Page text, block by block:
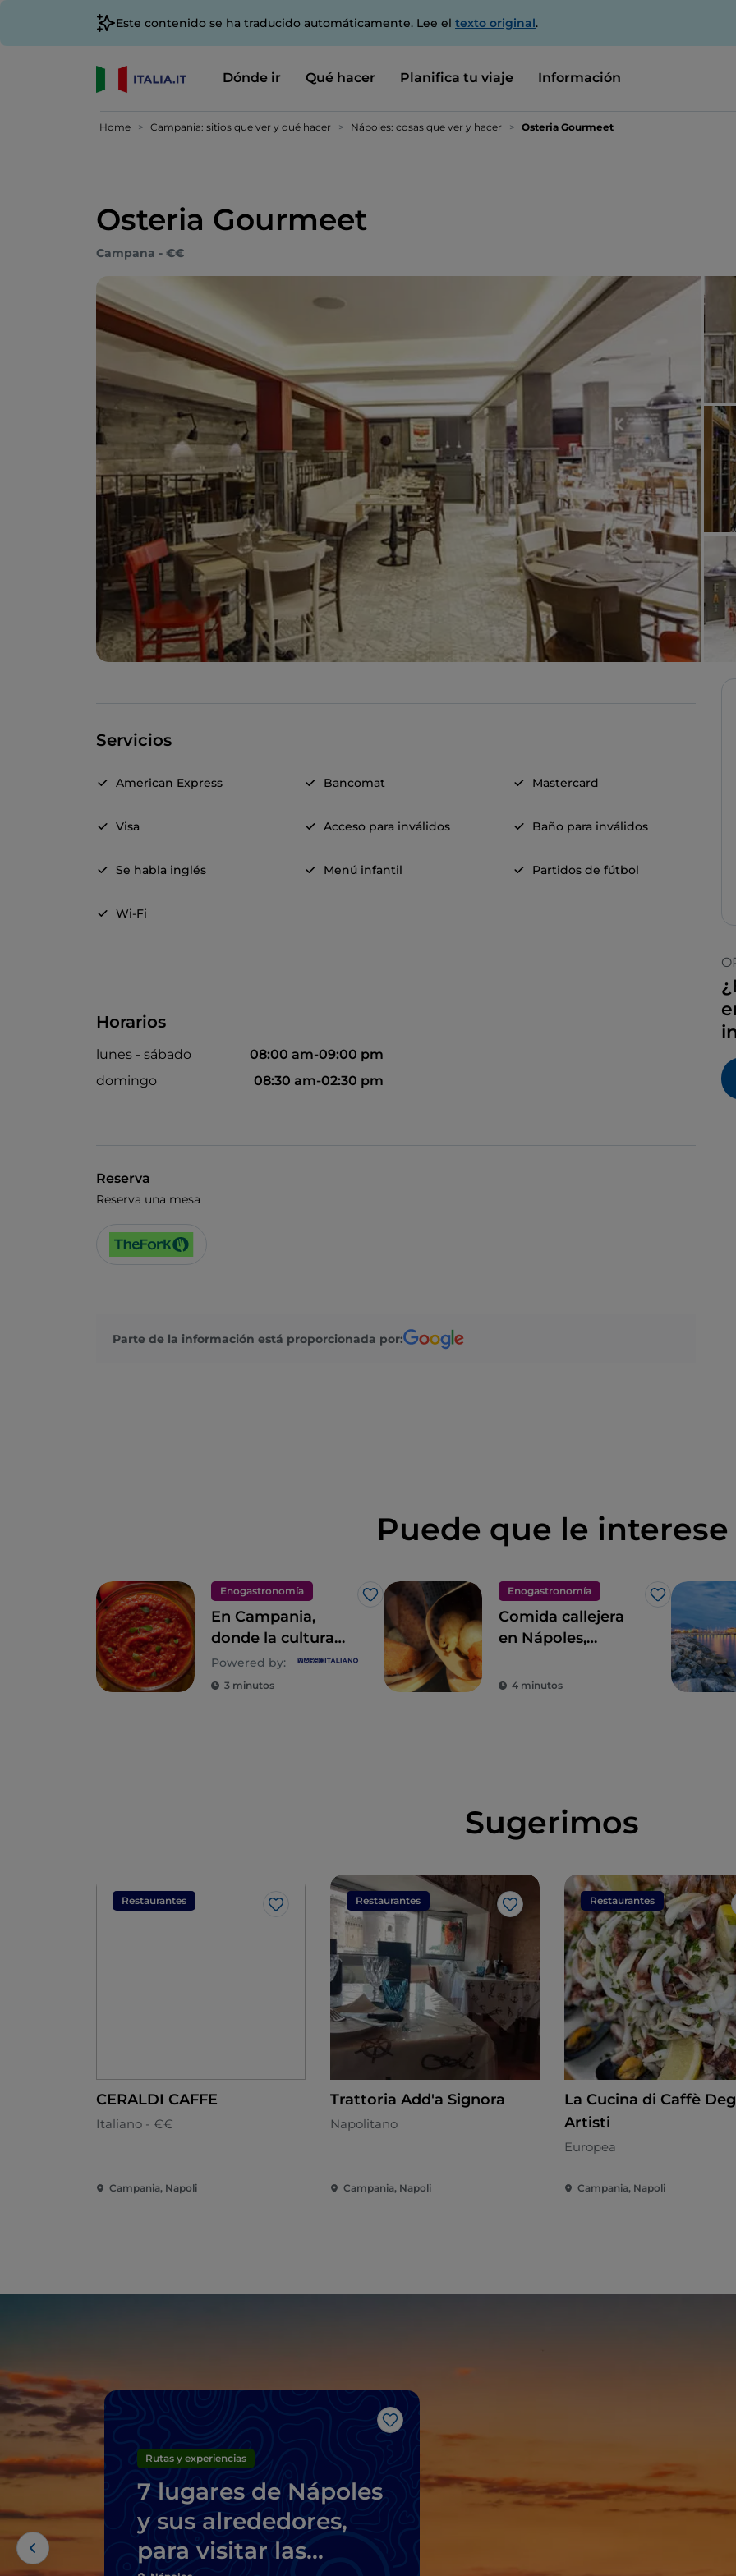
Este contenido se ha traducido automáticamente. Lee el texto original.
Dónde ir Qué hacer Planifica tu viaje Información
Home Campania: sitios que ver y qué hacer Nápoles: cosas que ver y hacer Osteria Gourmeet
Osteria Gourmeet
Campana - €€
Servicios
American Express Bancomat Mastercard
Visa Acceso para inválidos Baño para inválidos
Se habla inglés Menú infantil Partidos de fútbol
Wi-Fi
Horarios
lunes - sábado
08:00 am-09:00 pm
domingo
08:30 am-02:30 pm
Reserva
Reserva una mesa
Parte de la información está proporcionada por:
Puede que le interese
Enogastronomía
Me gusta
En Campania,
donde la cultura
culinaria es un
estilo de vida
Powered by:
3 minutos
Enogastronomía
Me gusta
Comida callejera
en Nápoles,
las maravillas del
4 minutos
Sugerimos
Restaurantes
Me gusta
CERALDI CAFFE
Italiano - €€
Campania, Napoli
Restaurantes
Me gusta
Trattoria Add'a Signora
Napolitano
Campania, Napoli
Restaurantes
La Cucina di Caffè
Artisti
Europea
Campania, Napoli
Me gusta
Rutas y experiencias
7 lugares de Nápoles
y sus alrededores,
para visitar las